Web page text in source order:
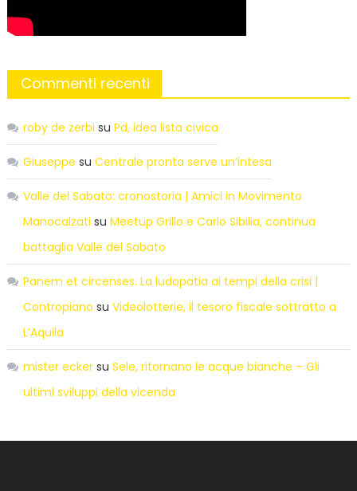
Commenti recenti
roby de zerbi su Pd, idea lista civica
Giuseppe su Centrale pronta serve un’intesa
Valle del Sabato: cronostoria | Amici in Movimento
Manocalzati su Meetup Grillo e Carlo Sibilia, continua
battaglia Valle del Sabato
Panem et circenses. La ludopatia ai tempi della crisi |
Contropiano su Videolotterie, il tesoro fiscale sottratto a
L’Aquila
mister eckersu Sele, ritornano le acque bianche – Gli
ultimi sviluppi della vicenda